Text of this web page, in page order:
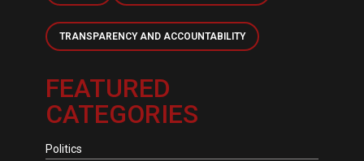
TRANSPARENCY AND ACCOUNTABILITY
FEATURED
CATEGORIES
Politics